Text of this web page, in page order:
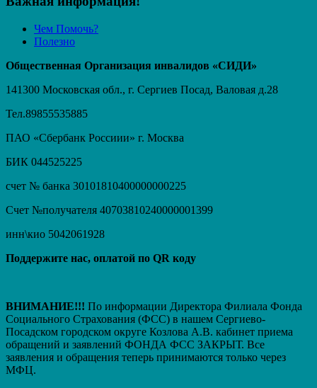
Чем Помочь?
Полезно
Общественная Организация инвалидов «СИДИ»
141300 Московская обл., г. Сергиев Посад, Валовая д.28
Тел.89855535885
ПАО «Сбербанк Россиии» г. Москва
БИК 044525225
счет № банка 30101810400000000225
Счет №получателя 40703810240000001399
инн\кио 5042061928
Поддержите нас, оплатой по QR коду
ВНИМАНИЕ!!! По информации Директора Филиала Фонда
Социального Страхования (ФСС) в нашем Сергиево-
Посадском городском округе Козлова А.В. кабинет приема
обращений и заявлений ФОНДА ФСС ЗАКРЫТ. Вcе
заявления и обращения теперь принимаются только через
МФЦ.